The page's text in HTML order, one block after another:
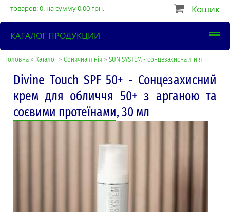
товаров:0. на сумму0,00 грн. Кошик
КАТАЛОГ ПРОДУКЦИИ
Головна » Каталог » Сонячна лінія » SUN SYSTEM - сонцезахисна лінія
Divine Touch SPF 50+ - Сонцезахисний
крем для обличчя 50+ з арганою та
соєвими протеїнами, 30 мл